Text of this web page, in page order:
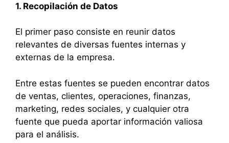
1. Recopilación de Datos
El primer paso consiste en reunir datos
relevantes de diversas fuentes internas y
externas de la empresa.
Entre estas fuentes se pueden encontrar datos
de ventas, clientes, operaciones, finanzas,
marketing, redes sociales, y cualquier otra
fuente que pueda aportar información valiosa
para el análisis.